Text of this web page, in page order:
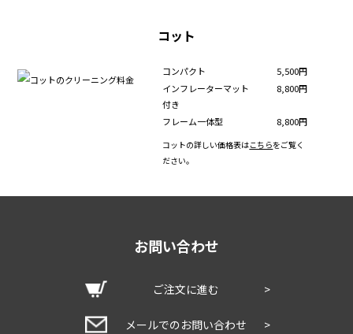
コット
コンパクト
5,500円
インフレーターマット
付き
8,800円
フレーム一体型 8,800円
コットの詳しい価格表はこちらをご覧く
ださい。
お問い合わせ
ご注文に進む >
メールでのお問い合わせ >